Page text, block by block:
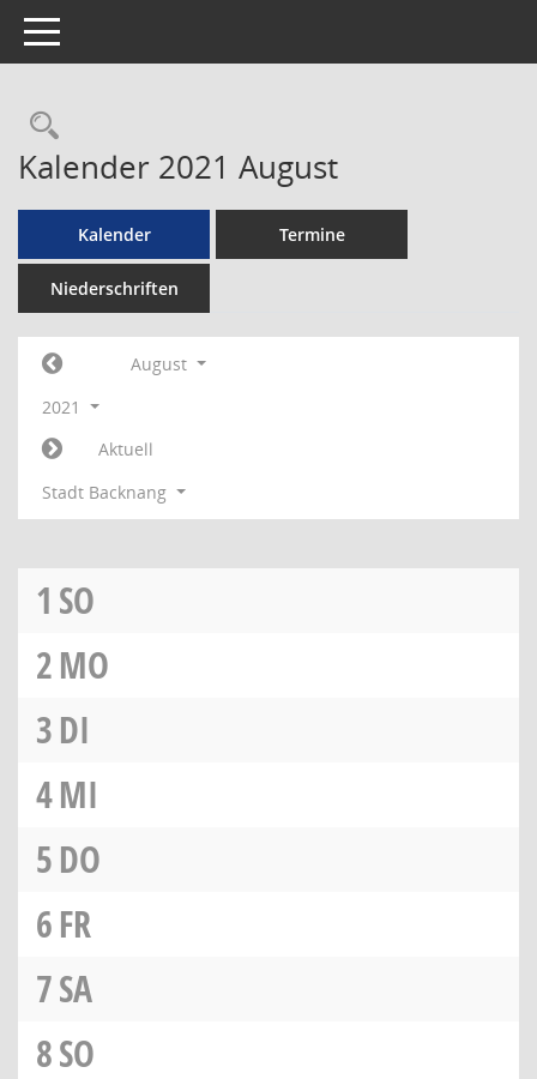
Toggle navigation
Rechercheauswahl
Kalender 2021 August
Kalender Termine
Niederschriften
August
2021
Aktuell
Stadt Backnang
1 SO
2MO
3DI
4MI
5DO
6FR
7SA
8SO